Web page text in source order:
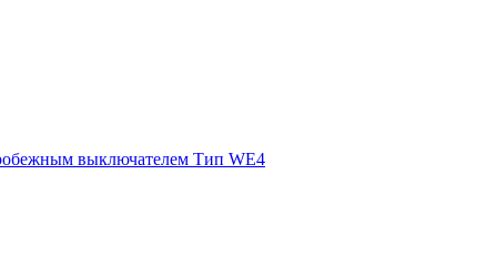
выключателем Тип WE4